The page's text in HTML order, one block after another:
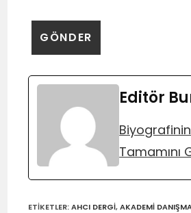
Editör
Biyografinin
Tamamını
ETIKETLER:AHCI DERGI, AKADEMI